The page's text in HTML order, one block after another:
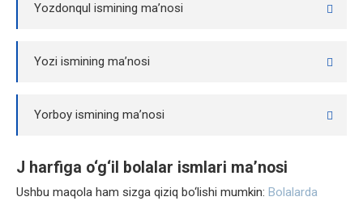
Yozdonqul ismining ma’nosi
Yozi ismining ma’nosi
Yorboy ismining ma’nosi
J harfiga o‘g‘il bolalar ismlari ma’nosi
Ushbu maqola ham sizga qiziq bo‘lishi mumkin: Bolalarda